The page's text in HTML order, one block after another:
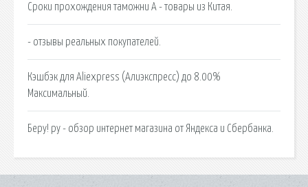
Сроки прохождения таможни А - товары из Китая.
- отзывы реальных покупателей.
Кэшбэк для Aliexpress (Алиэкспресс) до 8.00%
Максимальный.
Беру! ру - обзор интернет магазина от Яндекса и Сбербанка.